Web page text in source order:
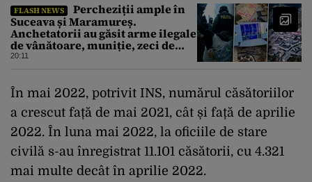
FLASH NEWS
Percheziții ample în
Suceava și Maramureș.
Anchetatorii au găsit arme ilegale
de vânătoare, muniție, zeci de
trofee de vânat și materiale
20:11
În mai 2022, potrivit INS, numărul căsătoriilor
a crescut față de mai 2021, cât și față de aprilie
2022. În luna mai 2022, la oficiile de stare
civilă s-au înregistrat 11.101 căsătorii, cu 4.321
mai multe decât în aprilie 2022.